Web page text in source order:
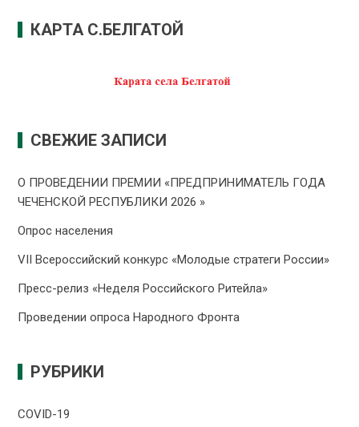
КАРТА С.БЕЛГАТОЙ
СВЕЖИЕ ЗАПИСИ
О ПРОВЕДЕНИИ ПРЕMИИ «ПРЕДПРИНИМАТЕЛЬ ГОДА
ЧЕЧЕНСКОЙ РЕСПУБЛИКИ 2026 »
Опрос населения
VII Всероссийский конкурс «Молодые стратеги России»
Пресс-релиз «Неделя Российского Ритейла»
Проведении опроса Народного Фронта
РУБРИКИ
COVID-19